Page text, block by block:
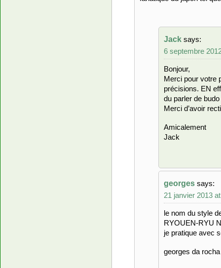
Jack says:
6 septembre
Bonjour,
Merci pour votre
précisions. EN
du parler de
Merci d’avoir
Amicalement
Jack
georges says:
21 janvier 2013
le nom du style
RYOUEN-RYU
je pratique avec
georges da rocha